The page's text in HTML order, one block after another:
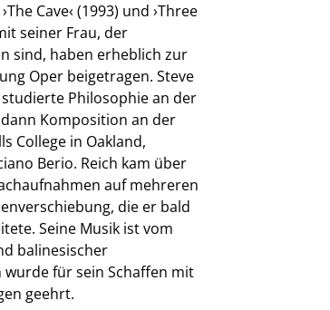
Cave‹ (1993) und ›Three
seiner Frau, der
sind, haben erheblich zur
Oper beigetragen. Steve
Philosophie an der
Komposition an der
College in Oakland,
Berio. Reich kam über
auf mehreren
die er bald
Seine Musik ist vom
balinesischer
wurde für sein Schaffen mit
geehrt.